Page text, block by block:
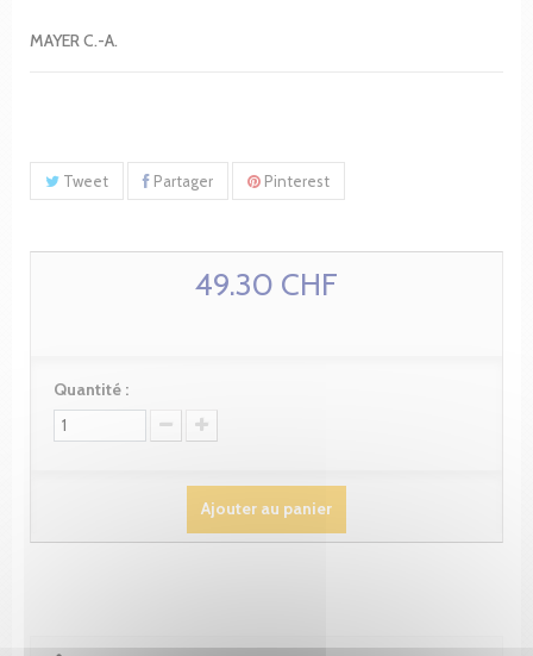
MAYER C.-A.
Tweet Partager Pinterest
49.30 CHF
Quantité :
Ajouter au panier